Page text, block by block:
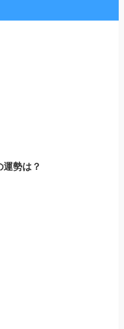
勢は？